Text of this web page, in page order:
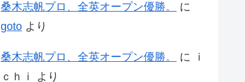
桑木志帆プロ、全英オープン優勝。
に
goto より
桑木志帆プロ、全英オープン優勝。 に
ｉ
ｃｈｉ
より